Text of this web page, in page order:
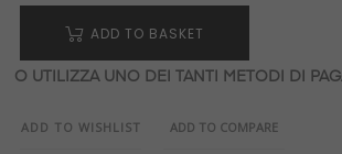
ADD TO BASKET
O UTILIZZA UNO DEI TANTI METODI DI
ADD TO WISHLIST ADD TO COMPARE